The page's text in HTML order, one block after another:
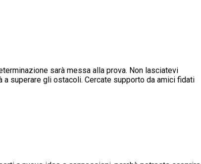
sarà messa alla prova. Non lasciatevi
superare gli ostacoli. Cercate supporto da amici fidati